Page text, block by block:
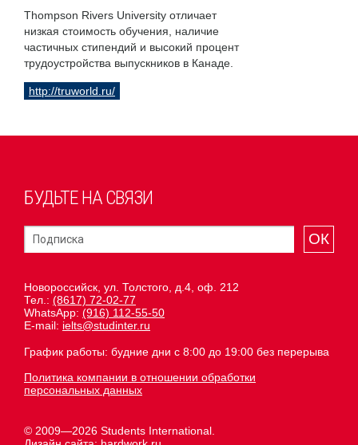
Thompson Rivers University отличает
низкая стоимость обучения, наличие
частичных стипендий и высокий процент
трудоустройства выпускников в Канаде.
http://truworld.ru/
БУДЬТЕ НА СВЯЗИ
ОК
Новороссийск, ул. Толстого, д.4, оф. 212
Тел.: (8617) 72-02-77
WhatsApp: (916) 112-55-50
E-mail: ielts@studinter.ru
График работы: будние дни с 8:00 до 19:00 без перерыва
Политика компании в отношении обработки
персональных данных
© 2009—2026 Students International.